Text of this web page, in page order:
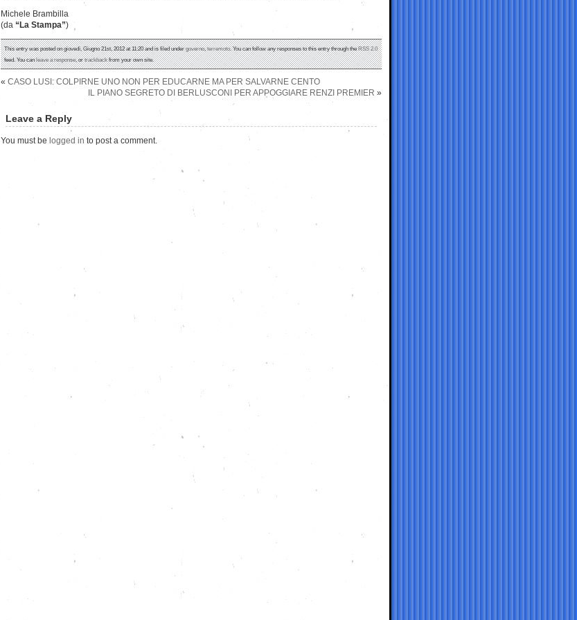
Michele Brambilla
(da “La Stampa”)
This entry was posted on giovedì, Giugno 21st, 2012 at 11:20 and is filed undergoverno,terremoto. You can follow any responses to this entry through theRSS 2.0
feed. You canleave a response, ortrackbackfrom your own site.
« CASO LUSI: COLPIRNE UNO NON PER EDUCARNE MA PER SALVARNE CENTO
IL PIANO SEGRETO DI BERLUSCONI PER APPOGGIARE RENZI PREMIER »
Leave a Reply
You must be logged in to post a comment.